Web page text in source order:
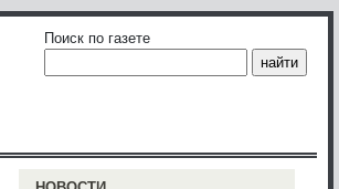
Поиск по газете